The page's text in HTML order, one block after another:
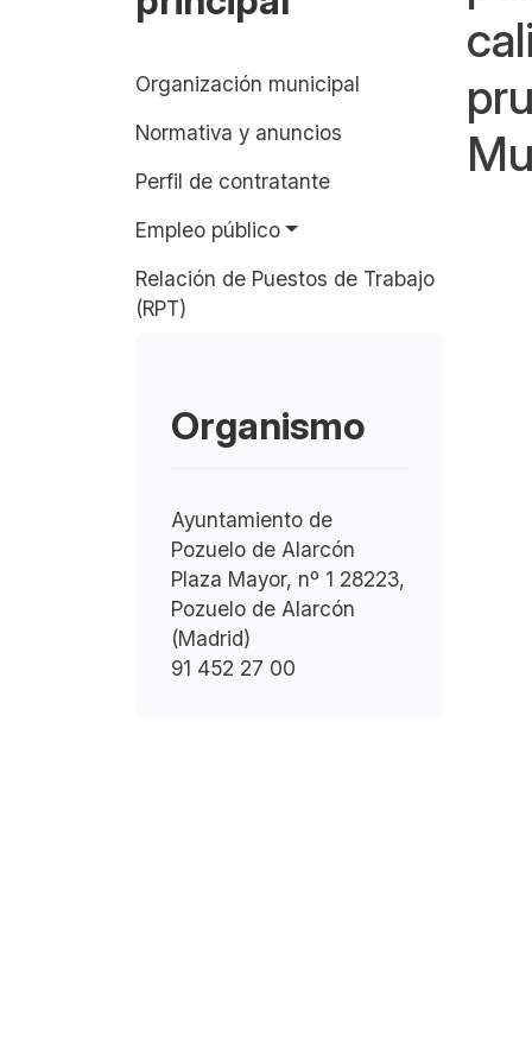
Organización municipal
Normativa y anuncios
Perfil de contratante
Empleo público
Relación de Puestos de Trabajo
(RPT)
Organismo
Ayuntamiento de
Pozuelo de Alarcón
Plaza Mayor, nº 1 28223,
Pozuelo de Alarcón
(Madrid)
91 452 27 00